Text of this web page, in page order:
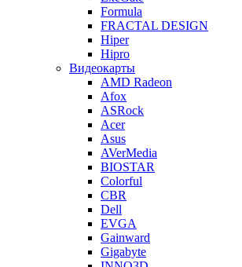
Formula
FRACTAL DESIGN
Hiper
Hipro
Видеокарты
AMD Radeon
Afox
ASRock
Acer
Asus
AVerMedia
BIOSTAR
Colorful
CBR
Dell
EVGA
Gainward
Gigabyte